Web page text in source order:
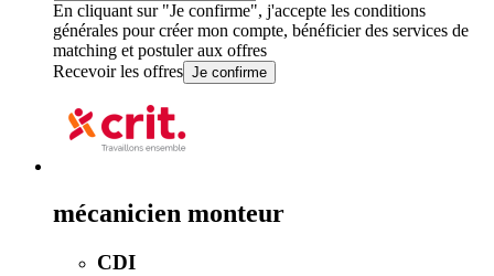
En cliquant sur "Je confirme", j'accepte les conditions
générales pour créer mon compte, bénéficier des services de
matching et postuler aux offres
Recevoir les offres Je confirme
mécanicien monteur
CDI